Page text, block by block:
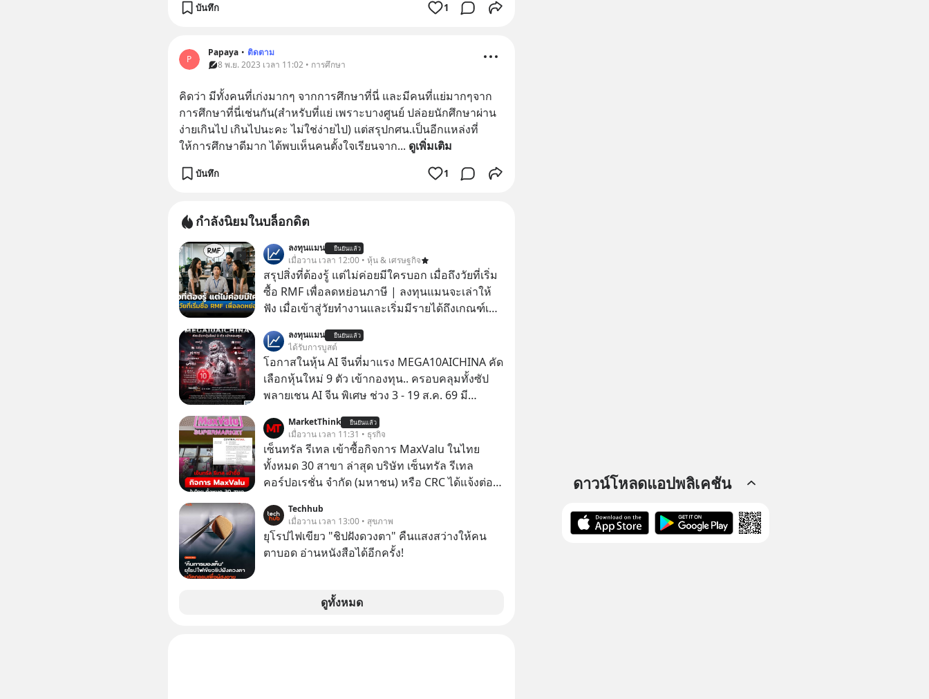
บันทึก 1
P
Papaya • ติดตาม
8 พ.ย. 2023 เวลา 11:02 • การศึกษา
คิดว่า มีทั้งคนที่เก่งมากๆ จากการศึกษาที่นี่ และมีคนที่แย่มากๆจาก
การศึกษาที่นี่เช่นกัน(สำหรับที่แย่ เพราะบางศูนย์ ปล่อยนักศึกษาผ่าน
ง่ายเกินไป เกินไปนะคะ ไม่ใช่ง่ายไป) แต่สรุปกศน.เป็นอีกแหล่งที่
ให้การศึกษาดีมาก ได้พบเห็นคนตั้งใจเรียนจาก... ดูเพิ่มเติม
บันทึก 1
กำลังนิยมในบล็อกดิต
ลงทุนแมน ยืนยันแล้ว
เมื่อวาน เวลา 12:00 • หุ้น & เศรษฐกิจ
สรุปสิ่งที่ต้องรู้ แต่ไม่ค่อยมีใครบอก เมื่อถึงวัยที่เริ่ม
ซื้อ RMF เพื่อลดหย่อนภาษี | ลงทุนแมนจะเล่าให้
ฟัง เมื่อเข้าสู่วัยทำงานและเริ่มมีรายได้ถึงเกณฑ์เสีย
เพราะนอกจากจะช่วยลดหย่อนภาษีได้แล้ว ยังเป็น
โอกาสในการสร้างความมั่งคั่งระยะยาว แต่น้อยคน
นักที่จะลงลึกว่า ถ้าลงทุนใน RMF ควรรู้ อะไรบ้าง
ควรดู ตรงไหน ทำอย่างไร ถึงจะดีกับเรา แล้วเรา
ต่อได้จริง ๆ ลงทุนแมนจะเล่าให้ฟัง
ลงทุนแมน ยืนยันแล้ว
ได้รับการบูสต์
โอกาสในหุ้น AI จีนที่มาแรง MEGA10AICHINA คัด
เลือกหุ้นใหม่ 9 ตัว เข้ากองทุน.. ครอบคลุมทั้งซัป
พลายเชน AI จีน พิเศษ ช่วง 3 - 19 ส.ค. 69 มี
บาทขึ้นไป ฟรีค่าธรรมเนียมซื้อ
MarketThink ยืนยันแล้ว
เมื่อวาน เวลา 11:31 • ธุรกิจ
เซ็นทรัล รีเทล เข้าซื้อกิจการ MaxValu ในไทย
ทั้งหมด 30 สาขา ล่าสุด บริษัท เซ็นทรัล รีเทล
คอร์ปอเรชั่น จํากัด (มหาชน) หรือ CRC ได้แจ้งต่อ
เข้าถือหุ้นในบริษัท อิออน (ไทยแลนด์) จำกัด
เจ้าของ MaxValu ในไทย
Techhub
เมื่อวาน เวลา 13:00 • สุขภาพ
ยุโรปไฟเขียว "ชิปฝังดวงตา" คืนแสงสว่างให้คน
ตาบอด อ่านหนังสือได้อีกครั้ง!
ดูทั้งหมด
ดาวน์โหลดแอปพลิเคชัน